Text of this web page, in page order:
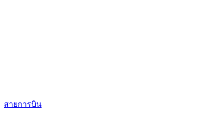
สายการบิน